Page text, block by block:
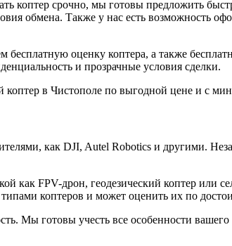
коптер срочно, мы готовы предложить
обмена. Также у нас есть возможность
оценку коптера, а также
и прозрачные условия сделки.
коптер в Чистополе по выгодной цене и с
как DJI, Autel Robotics и другими.
как FPV-дрон, геодезический коптер или
коптеров и может оценить их по
Мы готовы учесть все особенности вашего